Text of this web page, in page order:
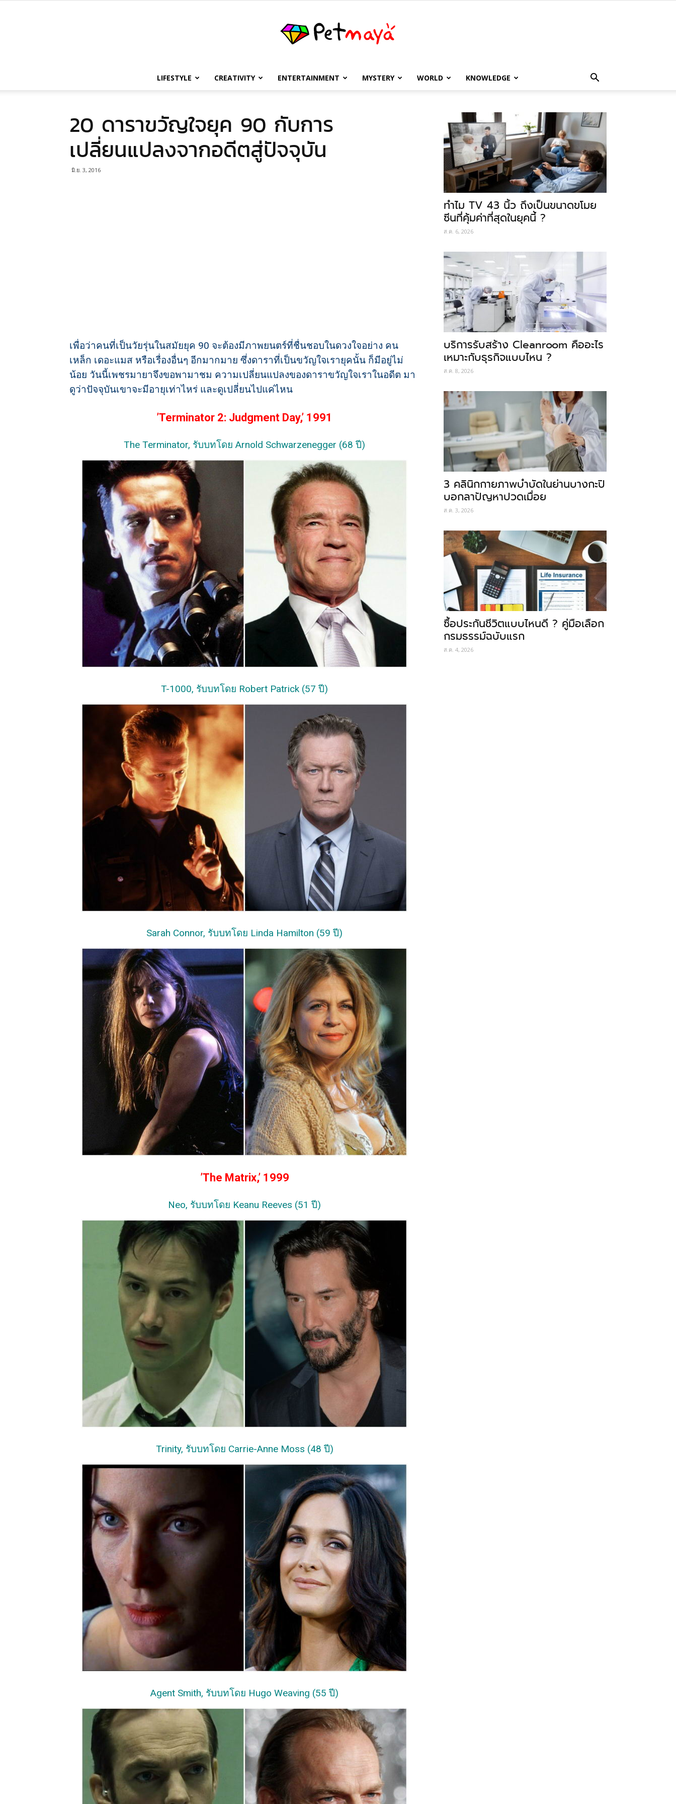
เพชร
LIFESTYLE CREATIVITY ENTERTAINMENT MYSTERY WORLD KNOWLEDGE
20 ดาราขวัญใจยุค 90 กับการ
เปลี่ยนแปลงจากอดีตสู่ปัจจุบัน
มิ.ย. 3, 2016
เพื่อว่าคนที่เป็นวัยรุ่นในสมัยยุค 90 จะต้องมีภาพยนตร์ที่ชื่นชอบในดวงใจอย่าง คน
เหล็ก เดอะแมส หรือเรื่องอื่นๆ อีกมากมาย ซึ่งดาราที่เป็นขวัญใจเรายุคนั้น ก็มีอยู่ไม่
น้อย วันนี้เพชรมายาจึงขอพามาชม ความเปลี่ยนแปลงของดาราขวัญใจเราในอดีต มา
ดูว่าปัจจุบันเขาจะมีอายุเท่าไหร่ และดูเปลี่ยนไปแค่ไหน
’Terminator 2: Judgment Day,’ 1991
The Terminator, รับบทโดย Arnold Schwarzenegger (68 ปี)
T-1000, รับบทโดย Robert Patrick (57 ปี)
Sarah Connor, รับบทโดย Linda Hamilton (59 ปี)
’The Matrix,’ 1999
Neo, รับบทโดย Keanu Reeves (51 ปี)
Trinity, รับบทโดย Carrie-Anne Moss (48 ปี)
Agent Smith, รับบทโดย Hugo Weaving (55 ปี)
ทำไม TV 43 นิ้ว ถึงเป็นขนาดขโมย
ซีนที่คุ้มค่าที่สุดในยุคนี้ ?
ส.ค. 6, 2026
บริการรับสร้าง Cleanroom คืออะไร
เหมาะกับธุรกิจแบบไหน ?
ส.ค. 8, 2026
3 คลินิกกายภาพบำบัดในย่านบางกะปิ
บอกลาปัญหาปวดเมื่อย
ส.ค. 3, 2026
ซื้อประกันชีวิตแบบไหนดี ? คู่มือเลือก
กรมธรรม์ฉบับแรก
ส.ค. 4, 2026